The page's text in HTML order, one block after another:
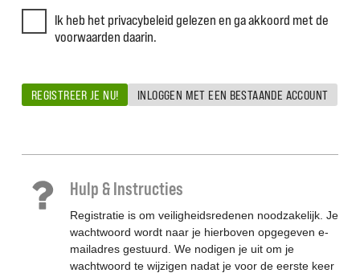
Ik heb het privacybeleid gelezen en ga akkoord met de
voorwaarden daarin.
REGISTREER JE NU! INLOGGEN MET EEN BESTAANDE ACCOUNT
Hulp & Instructies
Registratie is om veiligheidsredenen noodzakelijk. Je
wachtwoord wordt naar je hierboven opgegeven e-
mailadres gestuurd. We nodigen je uit om je
wachtwoord te wijzigen nadat je voor de eerste keer